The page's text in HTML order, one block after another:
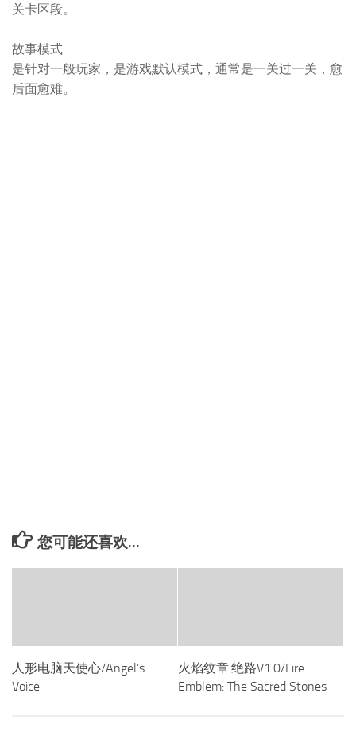
关卡区段。
故事模式
是针对一般玩家，是游戏默认模式，通常是一关过一关，愈
后面愈难。
您可能还喜欢...
人形电脑天使心/Angel’s
Voice
火焰纹章:绝路V1.0/Fire
Emblem: The Sacred Stones